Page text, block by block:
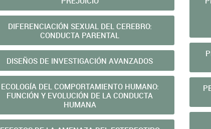
DIFERENCIACIÓN SEXUAL DEL CEREBRO:
CONDUCTA PARENTAL
DISEÑOS DE INVESTIGACIÓN AVANZADOS
ECOLOGÍA DEL COMPORTAMIENTO HUMANO:
FUNCIÓN Y EVOLUCIÓN DE LA CONDUCTA
HUMANA